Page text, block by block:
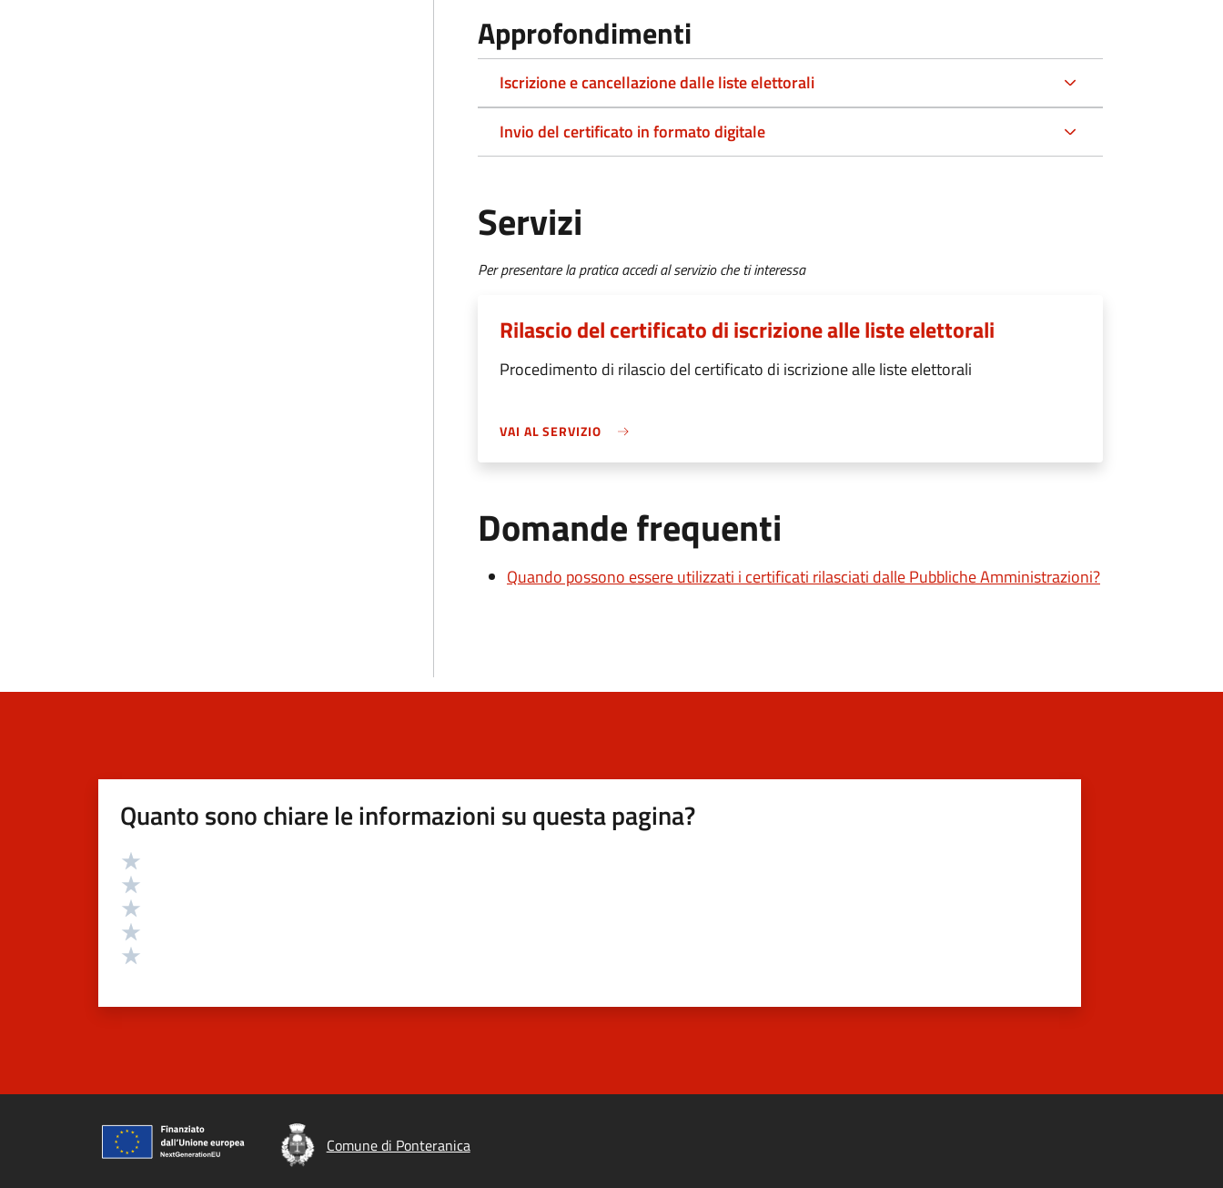
Approfondimenti
Iscrizione e cancellazione dalle liste elettorali
Invio del certificato in formato digitale
Servizi
Per presentare la pratica accedi al servizio che ti interessa
Rilascio del certificato di iscrizione alle liste elettorali
Procedimento di rilascio del certificato di iscrizione alle liste elettorali
VAI AL SERVIZIO
Domande frequenti
Quando possono essere utilizzati i certificati rilasciati dalle Pubbliche Amministrazioni?
Quanto sono chiare le informazioni su questa pagina?
Valutazione
Comune di Ponteranica